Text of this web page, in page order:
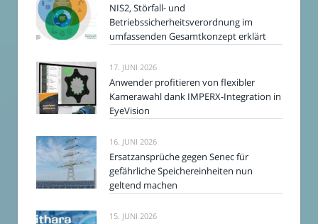
NIS2, Störfall- und
Betriebssicherheitsverordnung im
umfassenden Gesamtkonzept erklärt
17. JUNI 2026
Anwender profitieren von flexibler
Kamerawahl dank IMPERX-Integration in
EyeVision
16. JUNI 2026
Ersatzansprüche gegen Senec für
gefährliche Speichereinheiten nun
geltend machen
15. JUNI 2026